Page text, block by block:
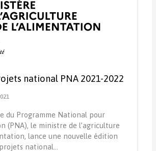
national PNA 2021-2022
du Programme National pour
(PNA), le ministre de l’agriculture
lance une nouvelle édition
national…